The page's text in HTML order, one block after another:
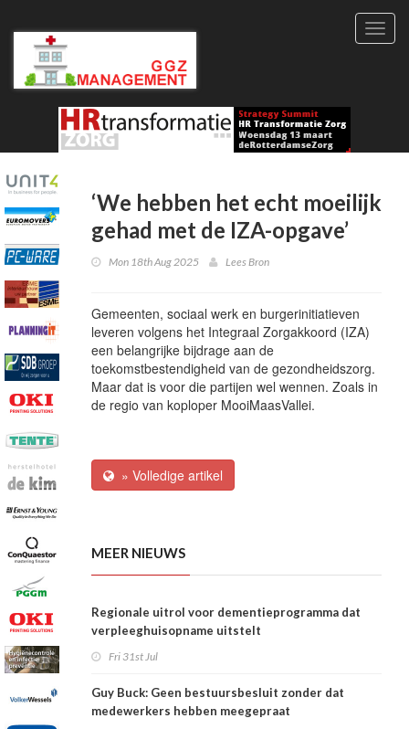
‘We hebben het echt moeilijk
gehad met de IZA-opgave’
Mon 18th Aug 2025 Lees Bron
Gemeenten, sociaal werk en burgerinitiatieven
leveren volgens het Integraal Zorgakkoord (IZA)
een belangrijke bijdrage aan de
toekomstbestendigheid van de gezondheidszorg.
Maar dat is voor die partijen wel wennen. Zoals in
de regio van koploper MooiMaasVallei.
» Volledige artikel
MEER NIEUWS
Regionale uitrol voor dementieprogramma dat
verpleeghuisopname uitstelt
Fri 31st Jul
Guy Buck: Geen bestuursbesluit zonder dat
medewerkers hebben meegepraat